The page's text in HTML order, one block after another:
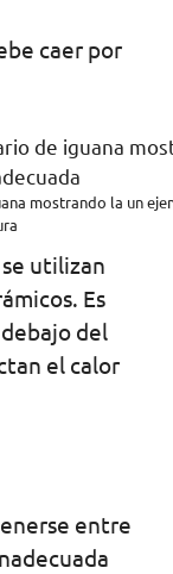
caer por
mostrando la un
utilizan
Es
del
el calor
entre